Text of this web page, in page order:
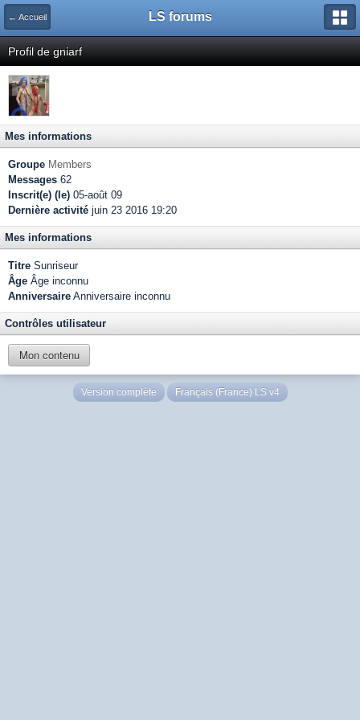
← Accueil LS forums
Profil de gniarf
Mes informations
Groupe Members
Messages 62
Inscrit(e) (le) 05-août 09
Dernière activité juin 23 2016 19:20
Mes informations
Titre Sunriseur
Âge Âge inconnu
Anniversaire Anniversaire inconnu
Contrôles utilisateur
Mon contenu
Version complète Français (France) LS v4